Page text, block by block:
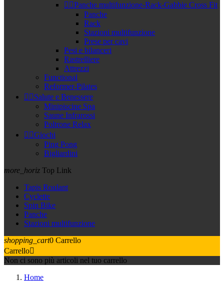
 Panche multifunzione-Rack-Gabbie Cross Fit
Panche
Rack
Stazioni multifunzione
Prese per cavi
Pesi e bilanceri
Rastrelliere
Attrezzi
Functional
Reformer-Pilates
 Salute e Benessere
Minipiscine Spa
Saune Infrarossi
Poltrone Relax
 Giochi
Ping Pong
Bigliardini
more_horiz Top Link
Tapis Roulant
Cyclette
Spin Bike
Panche
Stazioni multifunzione
shopping_cart0 Carrello
Carrello
Non ci sono più articoli nel tuo carrello
Home